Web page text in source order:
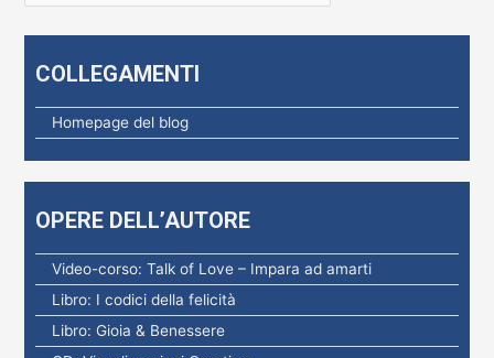
COLLEGAMENTI
Homepage del blog
OPERE DELL’AUTORE
Video-corso: Talk of Love – Impara ad amarti
Libro: I codici della felicità
Libro: Gioia & Benessere